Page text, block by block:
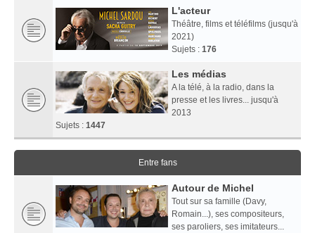
L'acteur
Théâtre, films et téléfilms (jusqu'à
2021)
Sujets : 176
Les médias
A la télé, à la radio, dans la
presse et les livres... jusqu'à
2013
Sujets : 1447
Entre fans
Autour de Michel
Tout sur sa famille (Davy,
Romain...), ses compositeurs,
ses paroliers, ses imitateurs...